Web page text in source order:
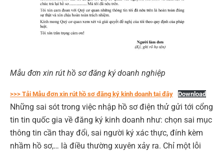
Mẫu đơn xin rút hồ sơ đăng ký doanh nghiệp
>>> Tải Mẫu đơn xin rút hồ sơ đăng ký kinh doanh tại đây Download
Những sai sót trong việc nhập hồ sơ điện thử gửi tới cổng
tin tin quốc gia về đăng ký kinh doanh như: chọn sai mục
thông tin cần thay đổi, sai người ký xác thực, đính kèm
nhầm hồ sơ,… là điều thường xuyên xảy ra. Chỉ một lỗi